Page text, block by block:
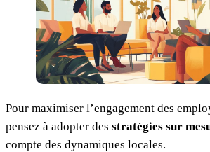
Pour maximiser l’engagement des
pensez à adopter des stratégies sur
compte des dynamiques locales.